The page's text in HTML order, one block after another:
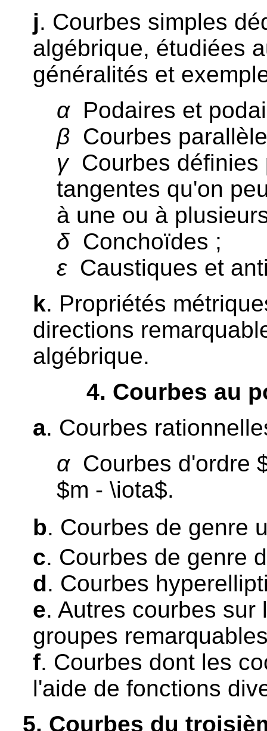
j. Courbes simples
algébrique, étudiées
généralités et
αPodaires et
β Courbes
γCourbes définies
tangentes qu'on
à une ou à
δ Conchoïdes ;
εCaustiques et
k. Propriétés
directions
algébrique.
4. Courbes au
a. Courbes
αCourbes d'ordre
$m - \iota$.
b. Courbes de genre
c. Courbes de genre
d. Courbes
e. Autres courbes
groupes
f. Courbes dont les
l'aide de fonctions
5. Courbes du